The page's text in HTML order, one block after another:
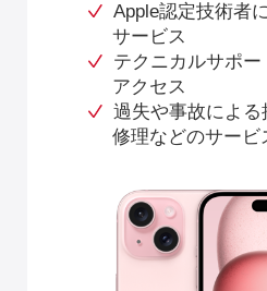
Apple認定技術者
サービス
テクニカルサポ
アクセス
過失や事故による
修理などのサービ